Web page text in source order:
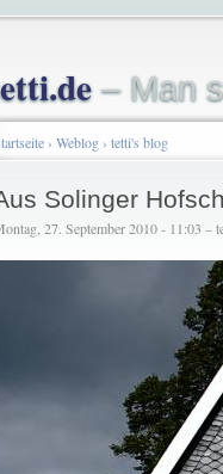
– Man
› Weblog› tetti's blog
Solinger
27. September 2010 - 11:03 –